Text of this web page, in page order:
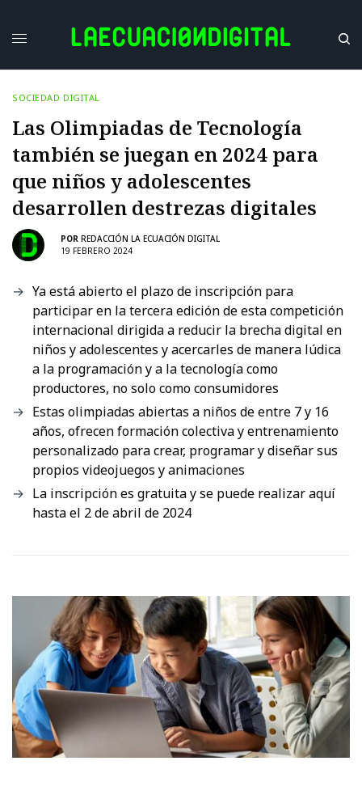
SOCIEDAD DIGITAL
Las Olimpiadas de Tecnología
también se juegan en 2024 para
que niños y adolescentes
desarrollen destrezas digitales
POR REDACCIÓN LA ECUACIÓN DIGITAL
19 FEBRERO 2024
Ya está abierto el plazo de inscripción para
participar en la tercera edición de esta competición
internacional dirigida a reducir la brecha digital en
niños y adolescentes y acercarles de manera lúdica
a la programación y a la tecnología como
productores, no solo como consumidores
Estas olimpiadas abiertas a niños de entre 7 y 16
años, ofrecen formación colectiva y entrenamiento
personalizado para crear, programar y diseñar sus
propios videojuegos y animaciones
La inscripción es gratuita y se puede realizar aquí
hasta el 2 de abril de 2024